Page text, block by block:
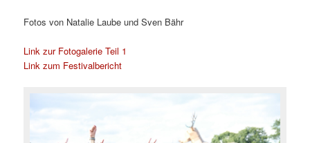
Fotos von Natalie Laube und Sven Bähr
Link zur Fotogalerie Teil 1
Link zum Festivalbericht